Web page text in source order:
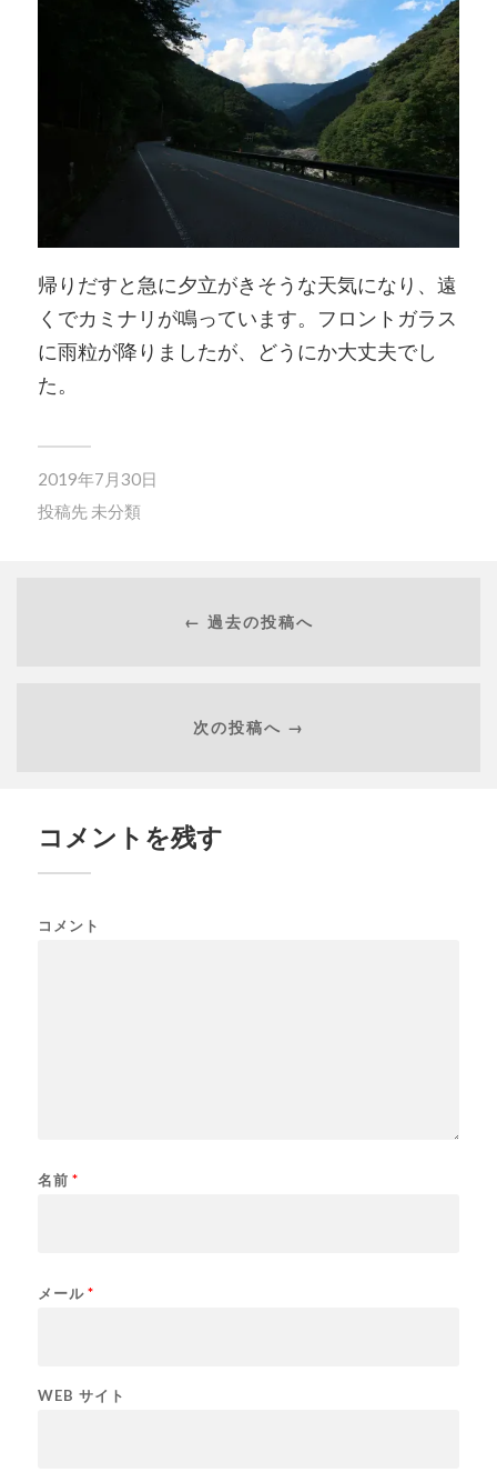
帰りだすと急に夕立がきそうな天気になり、遠
くでカミナリが鳴っています。フロントガラス
に雨粒が降りましたが、どうにか大丈夫でし
た。
2019年7月30日
投稿先 未分類
← 過去の投稿へ
次の投稿へ →
コメントを残す
コメント
名前 *
メール *
WEB サイト